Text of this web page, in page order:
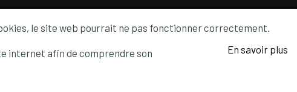
le site web pourrait ne pas fonctionner correctement.
En savoir plus
internet afin de comprendre son